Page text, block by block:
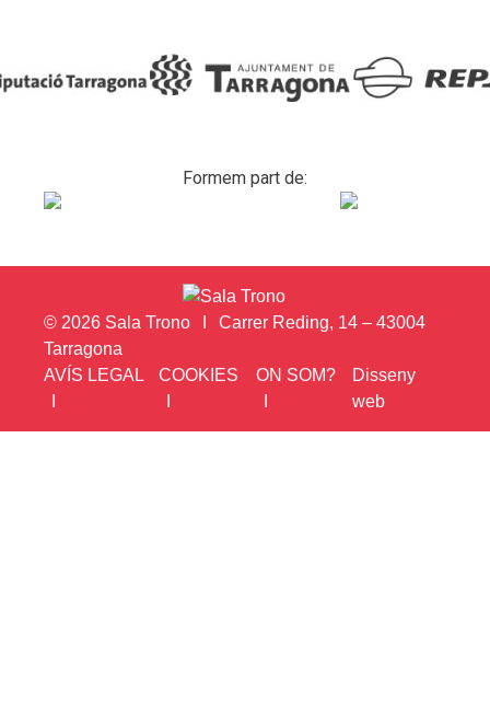
Formem part de:
© 2026 Sala Trono
Carrer Reding, 14 – 43004
Tarragona
AVÍS LEGAL
COOKIES ON SOM?
Disseny
web